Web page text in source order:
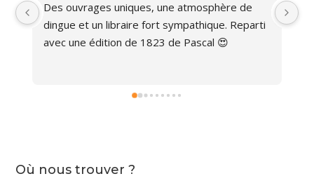
Des ouvrages uniques, une atmosphère de
dingue et un libraire fort sympathique. Reparti
avec une édition de 1823 de Pascal 😍
Où nous trouver ?